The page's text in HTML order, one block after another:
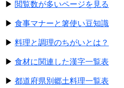
▶ 閲覧数が多いページを見る
▶ 食事マナーと箸使い豆知識
▶ 料理と調理のちがいとは？
▶ 食材に関連した漢字一覧表
▶ 都道府県別郷土料理一覧表